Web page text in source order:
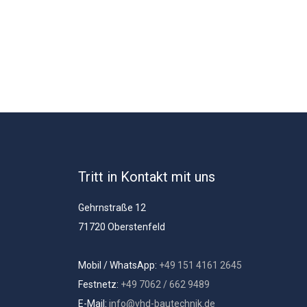
Tritt in Kontakt mit uns
Gehrnstraße 12
71720 Oberstenfeld
Mobil / WhatsApp: +49 151 4161 2645
Festnetz: +49 7062 / 662 9489
E-Mail: info@vhd-bautechnik.de